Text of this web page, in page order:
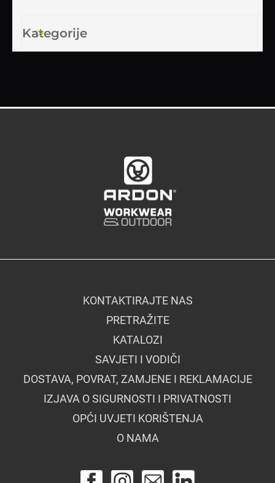
Kategorije
KONTAKTIRAJTE NAS
PRETRAŽITE
KATALOZI
SAVJETI I VODIČI
DOSTAVA, POVRAT, ZAMJENE I REKLAMACIJE
IZJAVA O SIGURNOSTI I PRIVATNOSTI
OPĆI UVJETI KORIŠTENJA
O NAMA